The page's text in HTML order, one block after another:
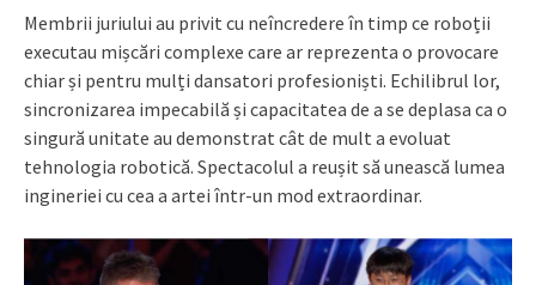
Membrii juriului au privit cu neîncredere în timp ce roboții
executau mișcări complexe care ar reprezenta o provocare
chiar și pentru mulți dansatori profesioniști. Echilibrul lor,
sincronizarea impecabilă și capacitatea de a se deplasa ca o
singură unitate au demonstrat cât de mult a evoluat
tehnologia robotică. Spectacolul a reușit să unească lumea
ingineriei cu cea a artei într-un mod extraordinar.